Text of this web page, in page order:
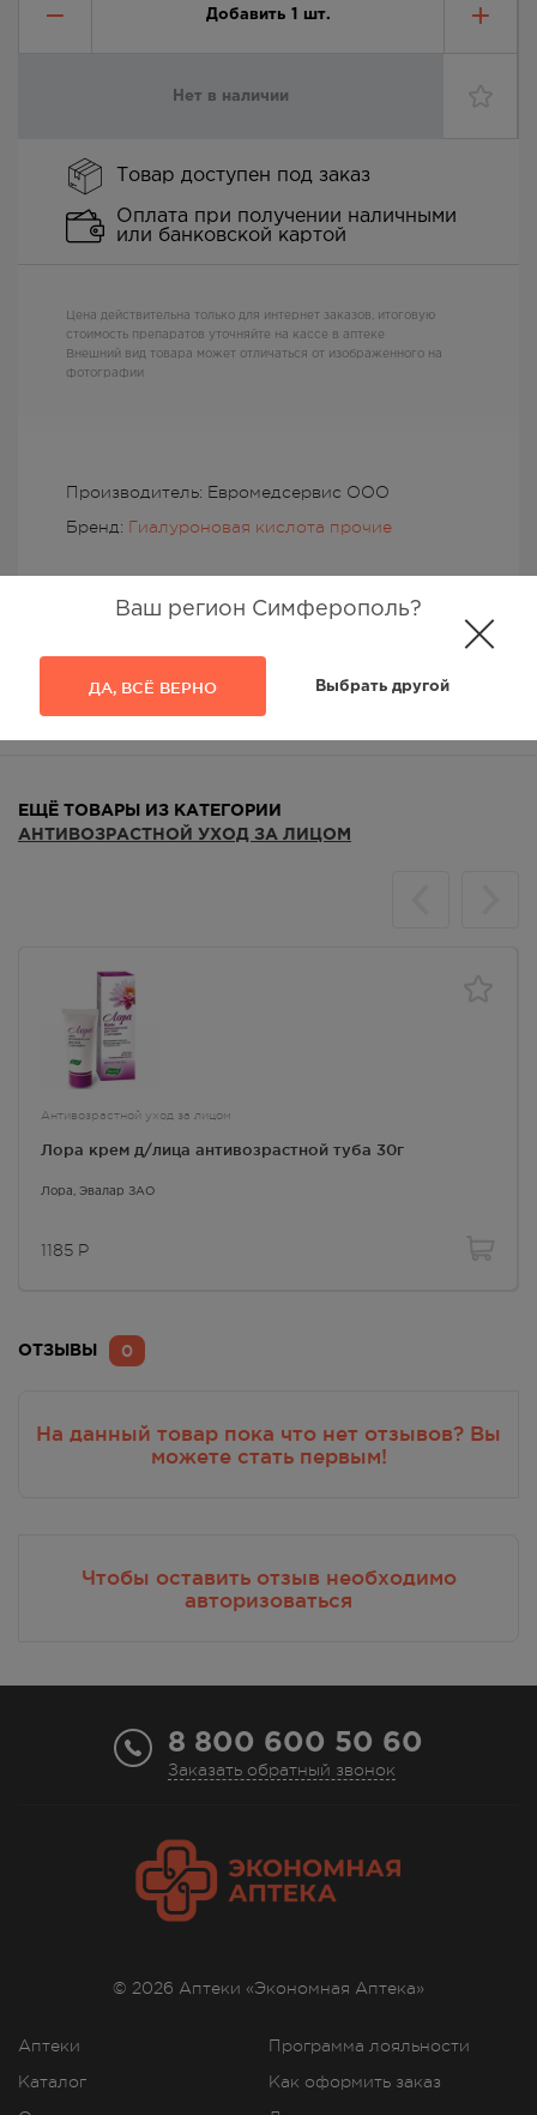
Ваш регион Симферополь?
ДА, ВСЁ ВЕРНО Выбрать другой
Добавить 1 шт.
Нет в наличии
Производитель: Евромедсервис ООО
Бренд: Гиалуроновая кислота прочие
Товар доступен под заказ
Оплата при получении наличными
или банковской картой
Цена действительна только для интернет заказов, итоговую
стоимость препаратов уточняйте на кассе в аптеке
Внешний вид товара может отличаться от изображенного на
фотографии
Аналоги Отзывы
ЕЩЁ ТОВАРЫ ИЗ КАТЕГОРИИ
АНТИВОЗРАСТНОЙ УХОД ЗА ЛИЦОМ
Антивозрастной уход за лицом
Лора крем д/лица антивозрастной туба 30г
Лора , Эвалар ЗАО
1185 Р
0
ОТЗЫВЫ
Чтобы оставить отзыв необходимо
авторизоваться
На данный товар пока что нет отзывов? Вы
можете стать первым!
8 800 600 50 60
Заказать обратный звонок
Аптеки
Каталог
Программа лояльности
Как оформить заказ
© 2026 Аптеки «Экономная Аптека»